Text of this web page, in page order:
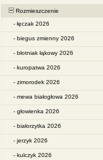
Rozmieszczenie
- łęczak 2026
- biegus zmienny 2026
- błotniak łąkowy 2026
- kuropatwa 2026
- zimorodek 2026
- mewa białogłowa 2026
- głowienka 2026
- białorzytka 2026
- jerzyk 2026
- kulczyk 2026